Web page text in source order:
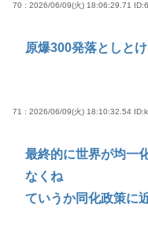
70 : 2026/06/09(火) 18:06:29.71
原爆300発落としと
71 : 2026/06/09(火) 18:10:32.54
最終的に世界が均一
なくね
ていうか同化政策に